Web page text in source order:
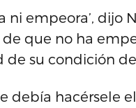
ni empeora’, dijo
que no ha
de su condición
debía hacérsele